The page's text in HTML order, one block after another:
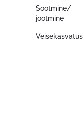
Söötmine/
jootmine
Veisekasvatus